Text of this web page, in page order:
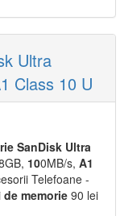
Ultra
Class 10 U
SanDisk Ultra
100MB/s, A1
Telefoane -
de memorie 90 lei